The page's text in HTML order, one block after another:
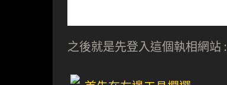
之後就是先登入這個執相網站 :